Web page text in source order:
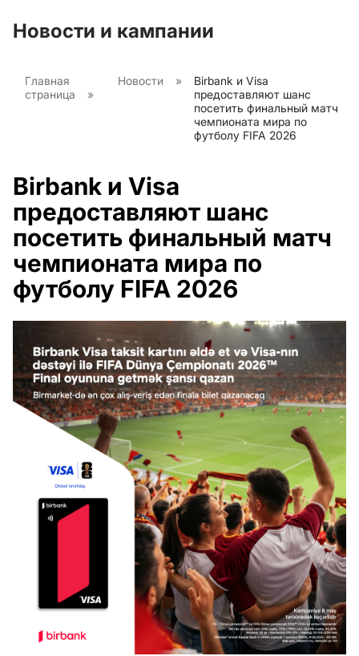
Новости и кампании
Главная
страница
»
Новости »
Birbank и Visa
предоставляют шанс
посетить финальный матч
чемпионата мира по
футболу FIFA 2026
Birbank и Visa
предоставляют шанс
посетить финальный матч
чемпионата мира по
футболу FIFA 2026